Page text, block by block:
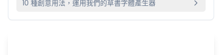
10 種創意用法，運用我們的草書字體產生器